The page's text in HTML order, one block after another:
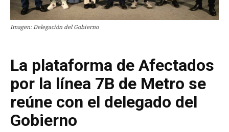
Imagen: Delegación del Gobierno
La plataforma de Afectados
por la línea 7B de Metro se
reúne con el delegado del
Gobierno